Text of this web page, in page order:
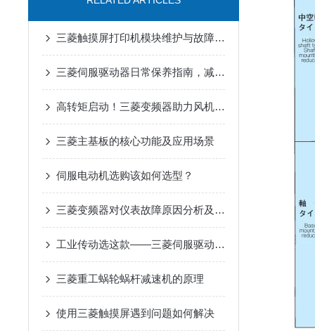
三菱触摸屏打印机模块维护与故障排查
三菱伺服驱动器日常保养指南，减少高温过载停机故障
高转矩启动！三菱变频器助力风机、泵类负载高效运行
三菱主基板的核心功能及应用场景
伺服电动机选购该如何选型？
三菱变频器对仪表故障原因分析及解决措施
工业传动选这款——三菱伺服驱动器，用着省心
三菱重工蜗轮蜗杆减速机的原理
使用三菱触摸屏遇到问题如何解决